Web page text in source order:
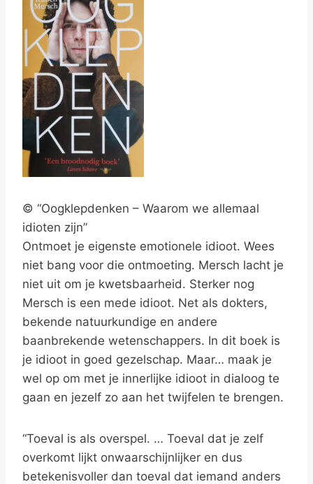
© “Oogklepdenken – Waarom we allemaal
idioten zijn”
Ontmoet je eigenste emotionele idioot. Wees
niet bang voor die ontmoeting. Mersch lacht je
niet uit om je kwetsbaarheid. Sterker nog
Mersch is een mede idioot. Net als dokters,
bekende natuurkundige en andere
baanbrekende wetenschappers. In dit boek is
je idioot in goed gezelschap. Maar… maak je
wel op om met je innerlijke idioot in dialoog te
gaan en jezelf zo aan het twijfelen te brengen.
“Toeval is als overspel. … Toeval dat je zelf
overkomt lijkt onwaarschijnlijker en dus
betekenisvoller dan toeval dat iemand anders